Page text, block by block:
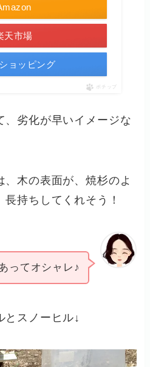
天市場
ョッピング
ポチップ
、劣化が早いイメージな
、木の表面が、焼杉のよ
持ちしてくれそう！
ってオシャレ♪
とスノーヒル↓